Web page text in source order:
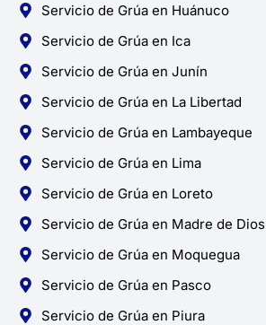
Servicio de Grúa en Huánuco
Servicio de Grúa en Ica
Servicio de Grúa en Junín
Servicio de Grúa en La Libertad
Servicio de Grúa en Lambayeque
Servicio de Grúa en Lima
Servicio de Grúa en Loreto
Servicio de Grúa en Madre de Dios
Servicio de Grúa en Moquegua
Servicio de Grúa en Pasco
Servicio de Grúa en Piura